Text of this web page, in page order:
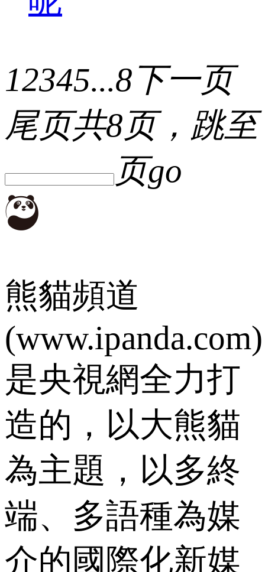
12345...8下一页
尾页共8页，跳至
页go
熊貓頻道
(www.ipanda.com)
是央視網全力打
造的，以大熊貓
為主題，以多終
端、多語種為媒
介的國際化新媒